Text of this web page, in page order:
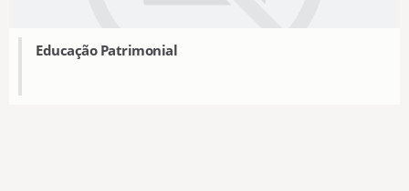
Educação Patrimonial